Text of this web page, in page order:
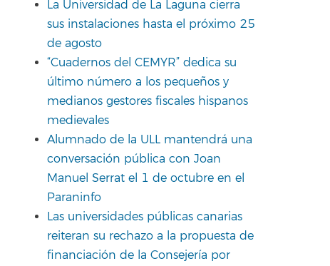
La Universidad de La Laguna cierra
sus instalaciones hasta el próximo 25
de agosto
“Cuadernos del CEMYR” dedica su
último número a los pequeños y
medianos gestores fiscales hispanos
medievales
Alumnado de la ULL mantendrá una
conversación pública con Joan
Manuel Serrat el 1 de octubre en el
Paraninfo
Las universidades públicas canarias
reiteran su rechazo a la propuesta de
financiación de la Consejería por